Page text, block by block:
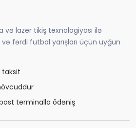
və lazer tikiş texnologiyası ilə
və fərdi futbol yarışları üçün uyğun
taksit
terminalla ödəniş